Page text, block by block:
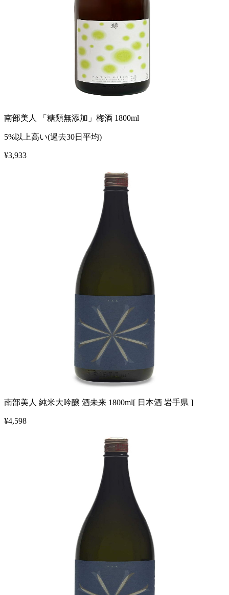
南部美人 「糖類無添加」梅酒 1800ml
5%以上高い(過去30日平均)
¥3,933
南部美人 純米大吟醸 酒未来 1800ml[ 日本酒 岩手県 ]
¥4,598